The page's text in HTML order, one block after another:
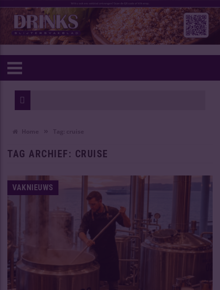
TAG ARCHIEF: CRUISE
VAKNIEUWS